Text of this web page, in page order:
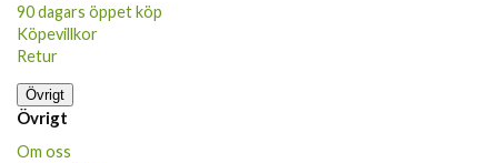
90 dagars öppet köp
Köpevillkor
Retur
Övrigt
Övrigt
Om oss